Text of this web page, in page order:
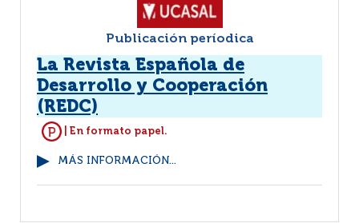
Publicación períodica
La Revista Española de
Desarrollo y Cooperación
(REDC)
| En formato papel.
MÁS INFORMACIÓN...